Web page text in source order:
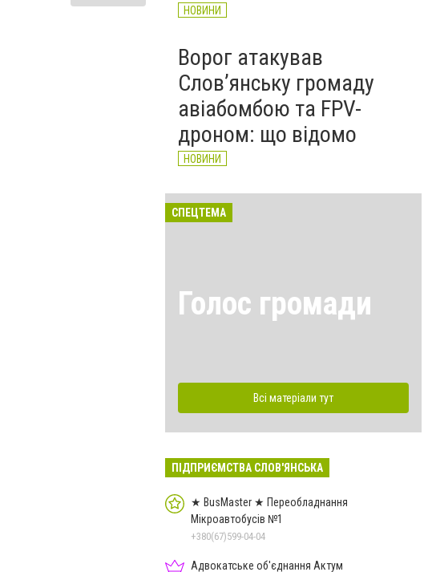
НОВИНИ
Ворог атакував
Слов’янську громаду
авіабомбою та FPV-
дроном: що відомо
НОВИНИ
СПЕЦТЕМА
Голос громади
Всі матеріали тут
ПІДПРИЄМСТВА СЛОВ'ЯНСЬКА
★ BusMaster ★ Переобладнання
Мікроавтобусів №1
+380(67)599-04-04
Адвокатське об'єднання Актум